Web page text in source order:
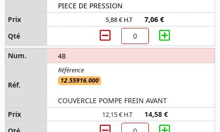
PIECE DE PRESSION
5,88 € H.T 7,06 €
48
12.55916.000
COUVERCLE POMPE FREIN AVANT
12,15 € H.T 14,58 €